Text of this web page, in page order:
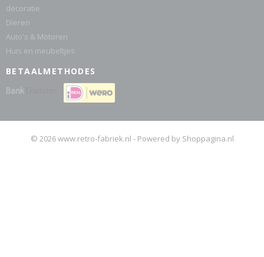
decoratie
Dieren
Auto's & Motoren
Huis en meubeltjes
BETAALMETHODES
© 2026 www.retro-fabriek.nl - Powered by Shoppagina.nl